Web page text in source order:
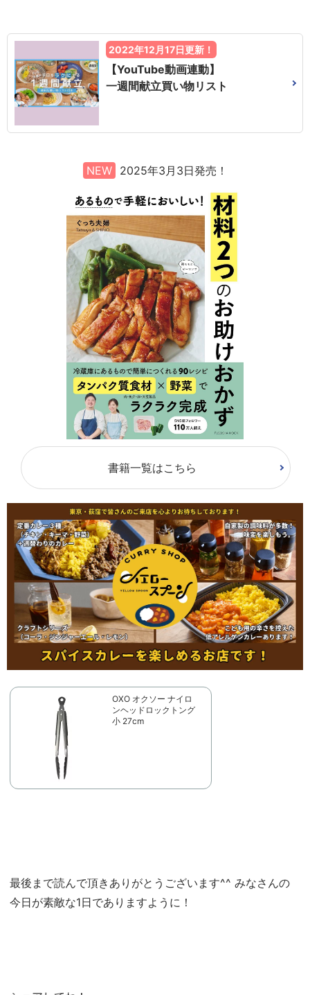
2022年12月17日更新！
【YouTube動画連動】
一週間献立買い物リスト
NEW 2025年3月3日発売！
書籍一覧はこちら
OXO オクソー ナイロ
ンヘッドロックトング
小 27cm
最後まで読んで頂きありがとうございます^^ みなさんの
今日が素敵な1日でありますように！